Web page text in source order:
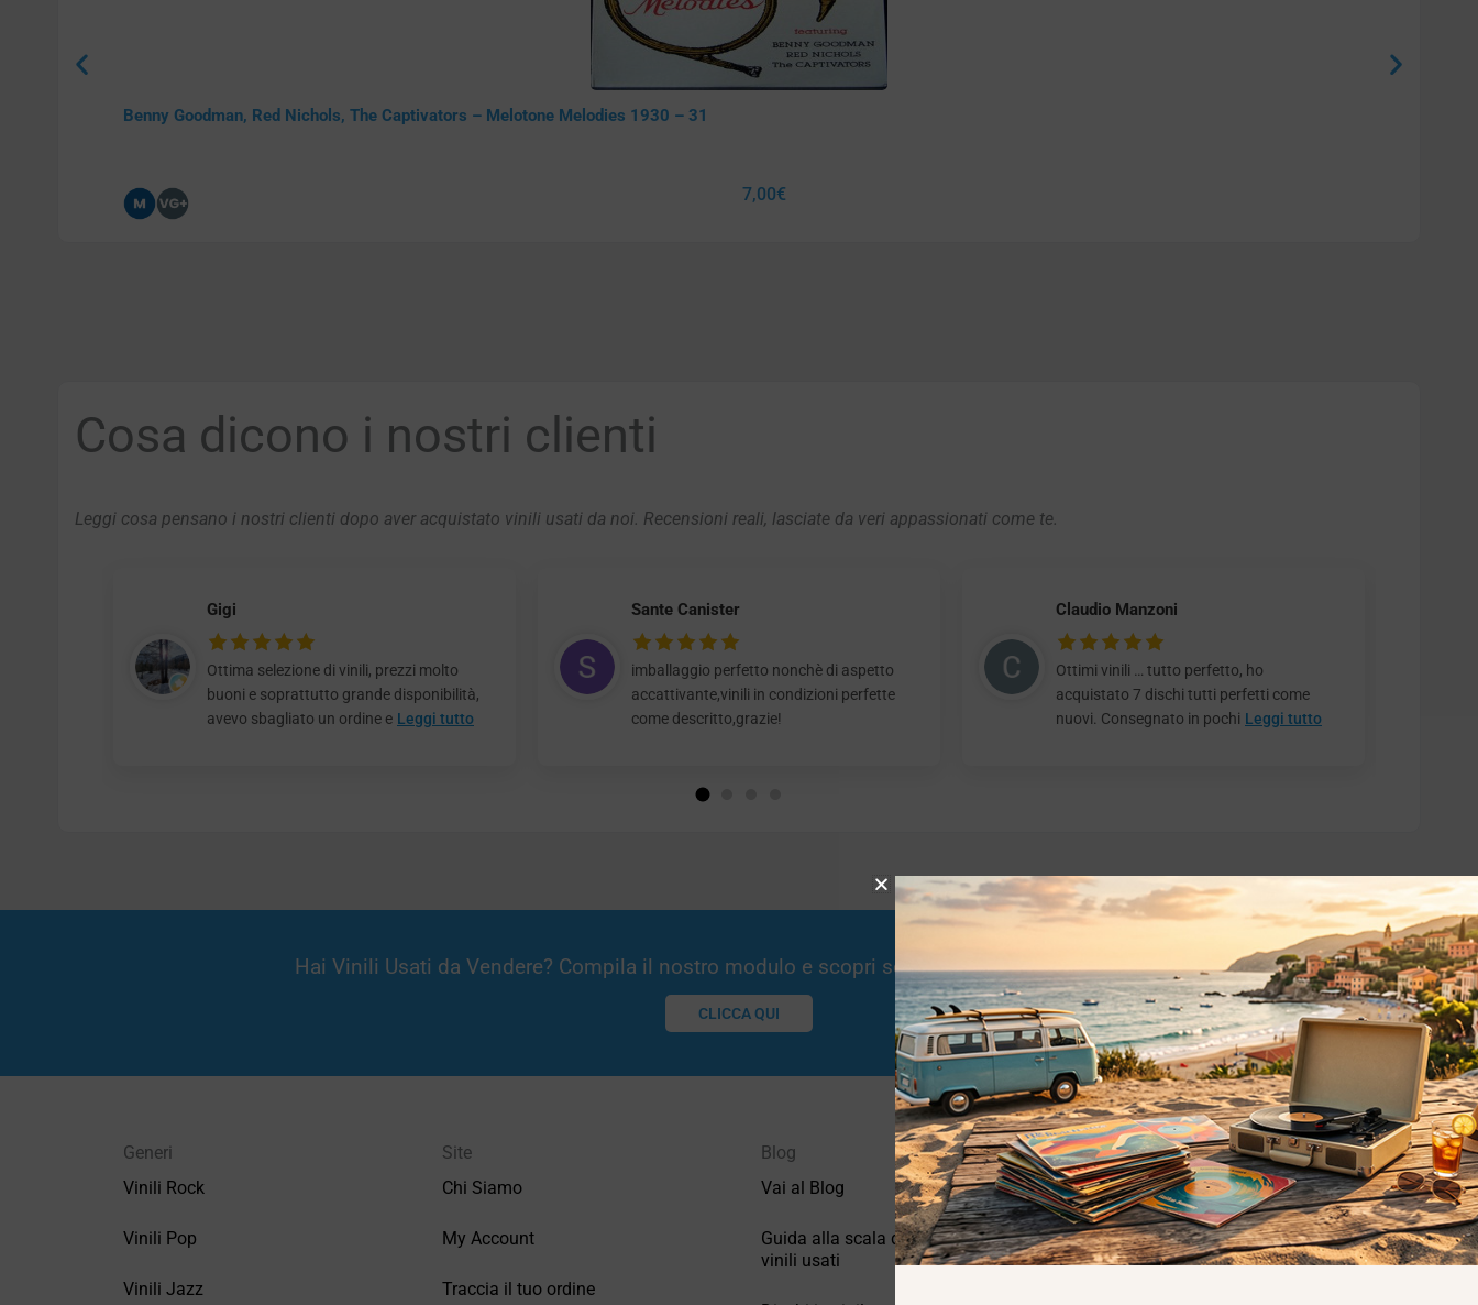
Benny Goodman, Red Nichols, The Captivators – Melotone Melodies 1930 – 31
7,00€
Cosa dicono i nostri clienti
Leggi cosa pensano i nostri clienti dopo aver acquistato vinili usati da noi. Recensioni reali, lasciate da veri appassionati come te.
Gigi
Ottima selezione di vinili, prezzi molto
buoni e soprattutto grande disponibilità,
avevo sbagliato un ordine e Leggi tutto
Sante Canister
imballaggio perfetto nonchè di aspetto
accattivante,vinili in condizioni perfette
come descritto,grazie!
Claudio Manzoni
Ottimi vinili … tutto perfetto, ho
acquistato 7 dischi tutti perfetti come
nuovi. Consegnato in pochi Leggi tutto
Hai Vinili Usati da Vendere? Compila il nostro modulo e scopri se potremmo essere interessati!
CLICCA QUI
Generi
Vinili Rock
Vinili Pop
Vinili Jazz
Site
Chi Siamo
My Account
Traccia il tuo ordine
Blog
Vai al Blog
Guida alla scala di valutazione dei
vinili usati
Privacy
Privacy Policy
Cookie Policy (UE)